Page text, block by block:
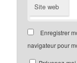
Site web
Enregistrer
navigateur pour